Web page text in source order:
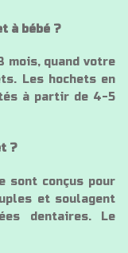
à bébé ?
mois, quand votre
Les hochets en
à partir de 4-5
?
sont conçus pour
et soulagent
dentaires. Le